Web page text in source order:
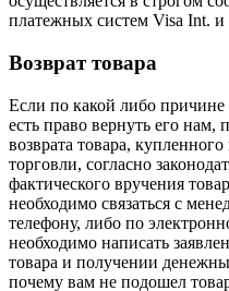
платежных систем Visa Int. и
Возврат товара
Если по какой либо
есть право вернуть его
возврата товара,
торговли, согласно
фактического вручения
необходимо связаться с
телефону, либо по
необходимо написать
товара и получении
почему вам не подошел